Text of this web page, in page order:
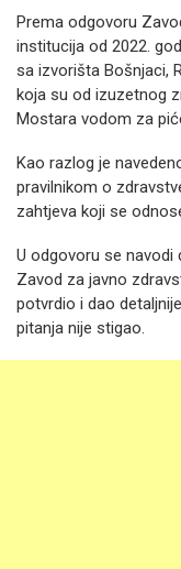
Prema odgovoru
institucija od 2022.
sa izvorišta Bošnjaci,
koja su od izuzetnog
Mostara vodom za
Kao razlog je
pravilnikom o
zahtjeva koji se
U odgovoru se navodi
Zavod za javno
potvrdio i dao
pitanja nije stigao.